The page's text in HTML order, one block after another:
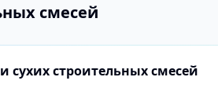
смесей
сухих строительных смесей